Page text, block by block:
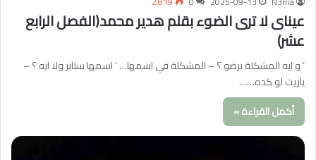
عيناى لا ترى الضوء بقلم هدير محمد(الفصل الرابع
عشر)
‘ و ايه المشكلة برضو ؟ – المشكلة في اسمها… ‘ اسمها ستاير ولا ايه ؟ –
ياريت لو كده……
أكمل القراءة »